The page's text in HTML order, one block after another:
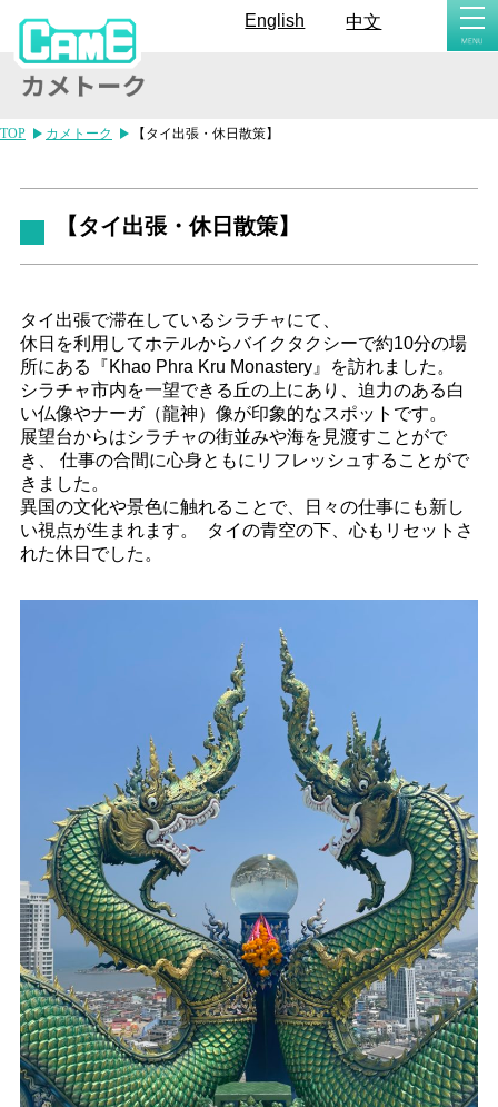
中文
English
TOP カメトーク 【タイ出張・休日散策】
【タイ出張・休日散策】
タイ出張で滞在しているシラチャにて、
休日を利用してホテルからバイクタクシーで約10分の場
所にある『Khao Phra Kru Monastery』を訪れました。
シラチャ市内を一望できる丘の上にあり、迫力のある白
い仏像やナーガ（龍神）像が印象的なスポットです。
展望台からはシラチャの街並みや海を見渡すことがで
き、 仕事の合間に心身ともにリフレッシュすることがで
きました。
異国の文化や景色に触れることで、日々の仕事にも新し
い視点が生まれます。 タイの青空の下、心もリセットさ
れた休日でした。